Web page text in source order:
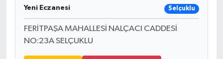
Yeni Eczanesi Selçuklu
FERİTPAŞA MAHALLESİ NALÇACI CADDESİ
NO:23A SELÇUKLU